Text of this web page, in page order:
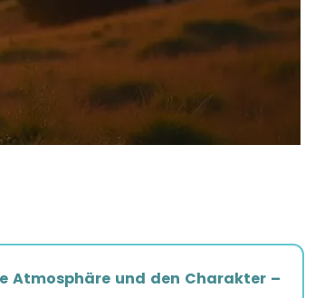
Atmosphäre und den Charakter –